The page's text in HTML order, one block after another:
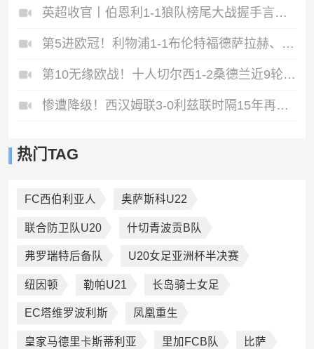
英超收官丨伯恩利1-1狼队榜尾大战握手言和两队双双降入英冠
第5进欧冠！利物浦1-1布伦特福德萨拉赫、罗伯逊结束9年红军生涯
第10无缘欧战！十人切尔西1-2桑德兰近9轮仅1胜桑德兰第7进欧战
惨遭降级！西汉姆联3-0利兹联时隔15年再度降级至英冠
热门TAG
FC西伯利亚人 奥萨斯科U22
联合防卫队U20 什切青波贡B队
弗罗瑞特后备队 U20女足亚洲杯半决赛
纽因顿 勒帕U21 长岛骑士女足
EC塔维罗波利斯 凤凰重生
皇家马德里卡斯蒂利亚 里加FCB队 比萨